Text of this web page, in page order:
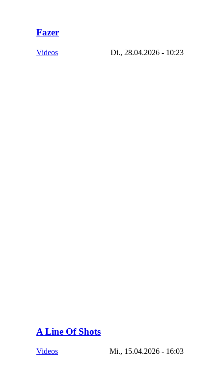
Fazer
Videos Di., 28.04.2026 - 10:23
A Line Of Shots
Videos Mi., 15.04.2026 - 16:03